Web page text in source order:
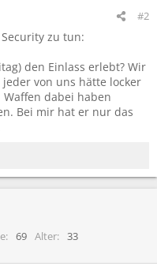
#2
zu tun:
den Einlass erlebt? Wir
von uns hätte locker
dabei haben
Bei mir hat er nur das
69 Alter
33